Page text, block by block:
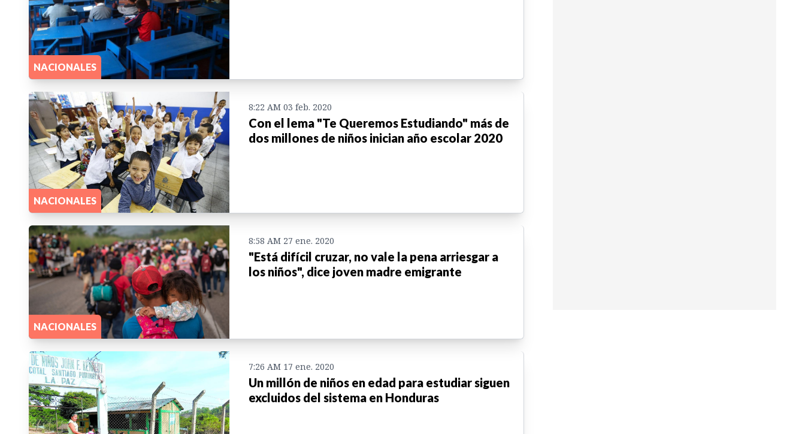
NACIONALES
NACIONALES
8:22 AM 03 feb. 2020
Con el lema "Te Queremos Estudiando" más de
dos millones de niños inician año escolar 2020
NACIONALES
8:58 AM 27 ene. 2020
"Está difícil cruzar, no vale la pena arriesgar a
los niños", dice joven madre emigrante
7:26 AM 17 ene. 2020
Un millón de niños en edad para estudiar siguen
excluidos del sistema en Honduras